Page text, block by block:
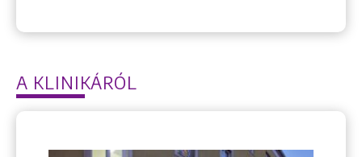
A KLINIKÁRÓL